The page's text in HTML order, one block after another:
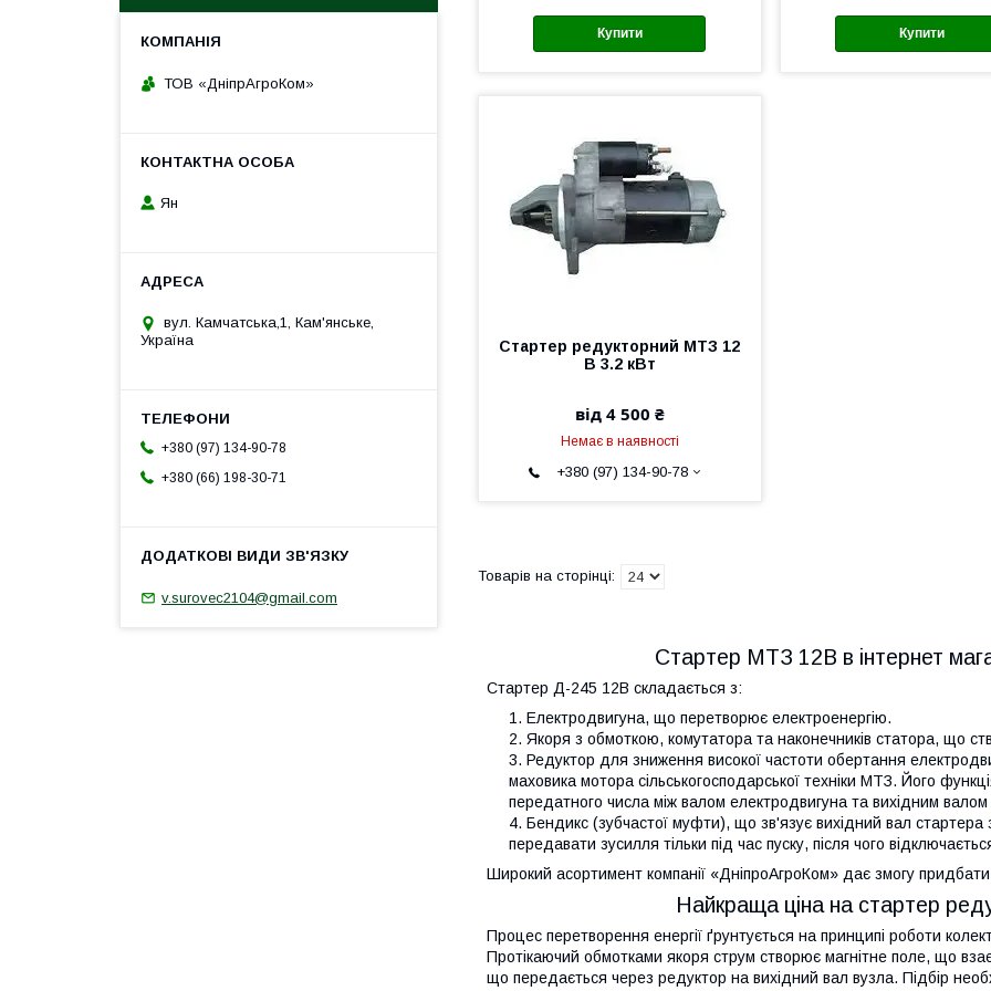
Купити Купити
Стартер редукторний МТЗ 12
В 3.2 кВт
від 4 500 ₴
Немає в наявності
+380 (97) 134-90-78
Стартер МТЗ 12В в інтернет
Стартер Д-245 12В складається з:
Електродвигуна, що перетворює електроенергію.
Якоря з обмоткою, комутатора та наконечників статора, що
Редуктор для зниження високої частоти обертання
маховика мотора сільськогосподарської техніки МТЗ. Його
передатного числа між валом електродвигуна та вихідним валом
Бендикс (зубчастої муфти), що зв'язує вихідний вал стартера
передавати зусилля тільки під час пуску, після чого
Широкий асортимент компанії «ДніпроАгроКом» дає змогу
Найкраща ціна на стартер
Процес перетворення енергії ґрунтується на принципі роботи
Протікаючий обмотками якоря струм створює магнітне поле, що
що передається через редуктор на вихідний вал вузла. Підбір
ТОВ «ДніпрАгроКом»
Ян
вул. Камчатська,1, Кам'янське,
Україна
+380 (97) 134-90-78
+380 (66) 198-30-71
v.surovec2104@gmail.com